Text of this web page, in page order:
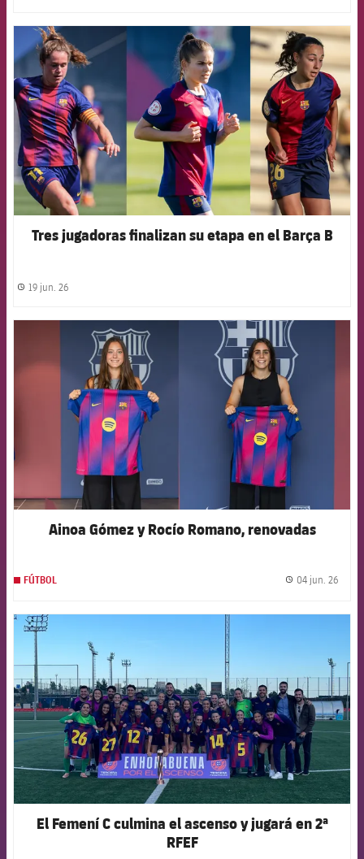
FCB Barcelona badge
Tres jugadoras finalizan su etapa en el Barça B
label.share.clock
19 jun. 26
FCB Barcelona badge
Ainoa Gómez y Rocío Romano, renovadas
FÚTBOL 04 jun. 26
FCB Barcelona badge
El Femení C culmina el ascenso y jugará en 2ª
RFEF